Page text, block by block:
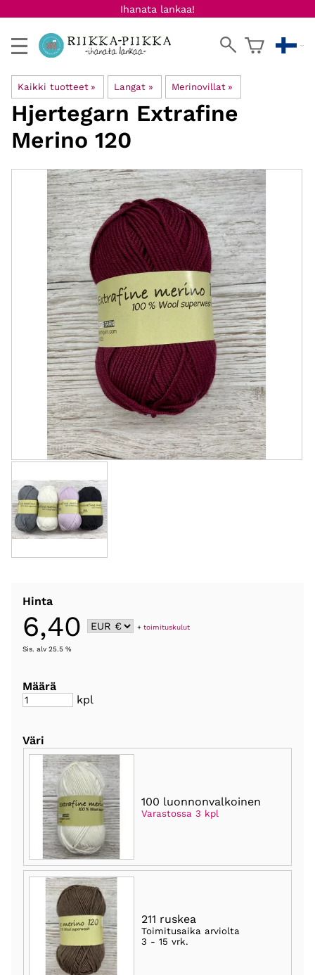
Ihanata lankaa!
Kaikki tuotteet ‪» Langat ‪» Merinovillat ‪»
Hjertegarn Extrafine
Merino 120
Hinta
6,40 +toimituskulut
Sis. alv 25.5 %
Määrä
kpl
Väri
100 luonnonvalkoinen
Varastossa 3 kpl
211 ruskea
Toimitusaika arviolta
3 - 15 vrk.